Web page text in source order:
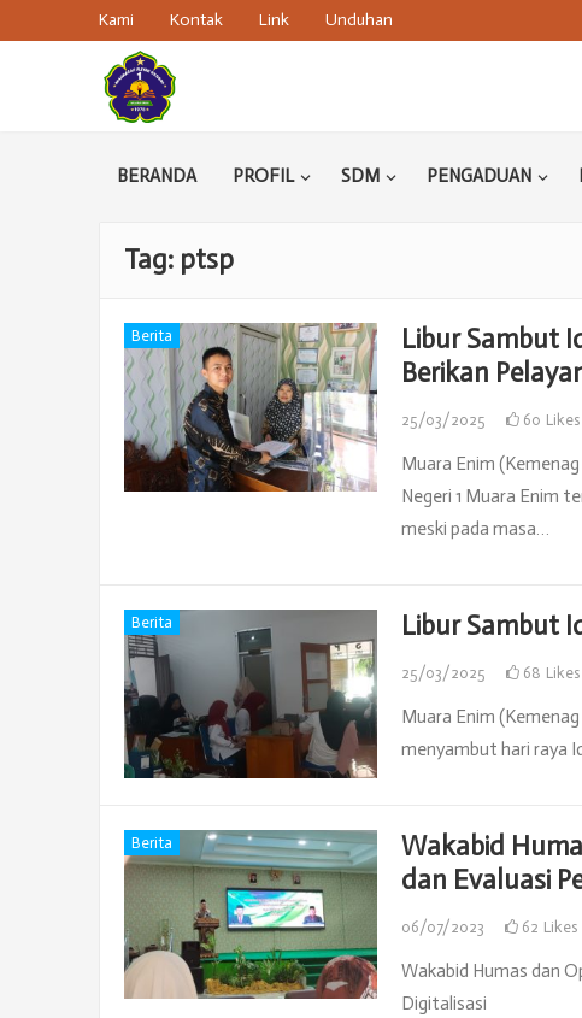
Kami Kontak Link Unduhan
BERANDA PROFIL SDM PENGADUAN
Tag: ptsp
Berita
Libur Sambut
Berikan
25/03/2025 60 Likes
Muara Enim
Negeri 1 Muara Enim
meski pada masa…
Berita Libur Sambut
25/03/2025 68 Likes
Muara Enim
menyambut hari raya
Berita
Wakabid
dan Evaluasi
06/07/2023 62 Likes
Wakabid Humas dan
Digitalisasi